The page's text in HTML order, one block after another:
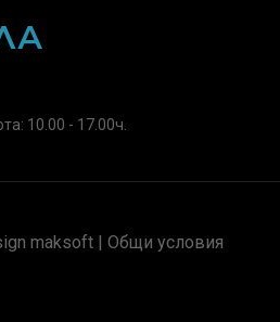
10.00 - 17.00ч.
maksoft | Общи условия